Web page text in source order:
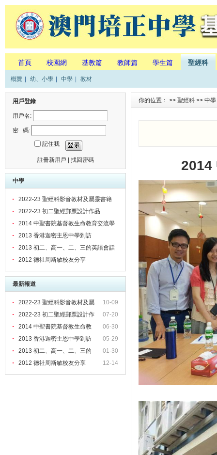
首頁 校園網 基教篇 教師篇 學生篇 聖經科
概覽 幼、小學 中學 教材
用戶登錄
用戶名:
密 碼:
記住我
註冊新用戶 找回密碼
中學
2022-23 聖經科影音教材及屬靈書籍
2022-23 初二聖經郵票設計作品
2014 中聖書院基督教生命教育交流學
習
2013 香港迦密主恩中學到訪
2013 初二、高一、二、三的英語會話
堂及聖經堂
2012 德社周斯敏校友分享
最新報道
10-09
2022-23 聖經科影音教材及屬
07-20
2022-23 初二聖經郵票設計作
06-30
2014 中聖書院基督教生命教
05-29
2013 香港迦密主恩中學到訪
01-30
2013 初二、高一、二、三的
12-14
2012 德社周斯敏校友分享
你的位置： >> 聖經科 >> 中學
2014